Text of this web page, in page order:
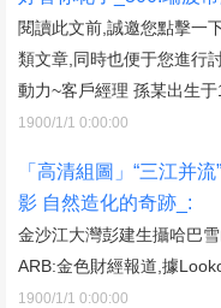
閱讀此文前,誠邀您點擊一
類文章,同時也便于您進行
動力~客戶經理 孫某出生
1900/1/1 0:00:00
「高清組圖」“三江并
影 自然造化的奇跡_:
金沙江大灣彭建生攝哈巴
ARB:金色財經報道,據
1900/1/1 0:00:00